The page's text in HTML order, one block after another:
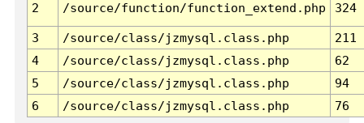
2 /source/function/function_extend.php 324
3 /source/class/jzmysql.class.php
211
4
/source/class/jzmysql.class.php
62
5
/source/class/jzmysql.class.php
94
6
/source/class/jzmysql.class.php 76